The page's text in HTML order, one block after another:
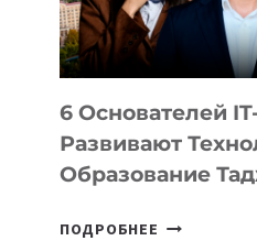
OPENAI
6 Основателей
Развивают
Образование
ПОДРОБНЕЕ